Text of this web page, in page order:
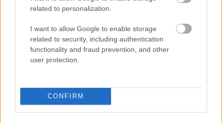
related to personalization.
I want to allow Google to enable storage
related to security, including authentication
functionality and fraud prevention, and other
user protection.
CONFIRM
Magyar történelem
A Horthy-korszak (1920-1941-ig)